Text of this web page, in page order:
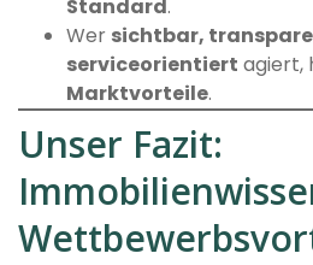
Standard.
Wer sichtbar,
serviceorientiert agiert,
Marktvorteile.
Unser Fazit: